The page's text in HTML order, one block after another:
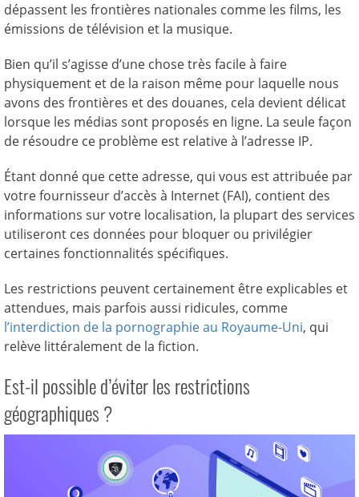
dépassent les frontières nationales comme les films, les
émissions de télévision et la musique.
Bien qu’il s’agisse d’une chose très facile à faire
physiquement et de la raison même pour laquelle nous
avons des frontières et des douanes, cela devient délicat
lorsque les médias sont proposés en ligne. La seule façon
de résoudre ce problème est relative à l’adresse IP.
Étant donné que cette adresse, qui vous est attribuée par
votre fournisseur d’accès à Internet (FAI), contient des
informations sur votre localisation, la plupart des services
utiliseront ces données pour bloquer ou privilégier
certaines fonctionnalités spécifiques.
Les restrictions peuvent certainement être explicables et
attendues, mais parfois aussi ridicules, comme
l’interdiction de la pornographie au Royaume-Uni, qui
relève littéralement de la fiction.
Est-il possible d’éviter les restrictions
géographiques ?